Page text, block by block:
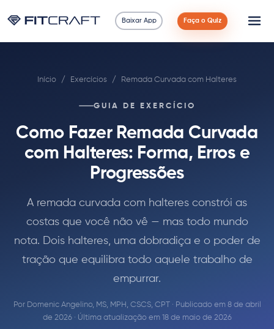
Baixar App Faça o Quiz
Guias
90 Dias
Início / Exercícios / Remada Curvada com Halteres
GUIA DE EXERCÍCIO
Como Fazer Remada Curvada
com Halteres: Forma, Erros e
Progressões
A remada curvada com halteres constrói as
costas que você não vê — mas todo mundo
nota. Dois halteres, uma dobradiça e o poder de
tração que equilibra todo aquele trabalho de
empurrar.
Por Domenic Angelino, MS, MPH, CSCS, CPT· Publicado em 8 de abril
de 2026 · Última atualização em 18 de maio de 2026